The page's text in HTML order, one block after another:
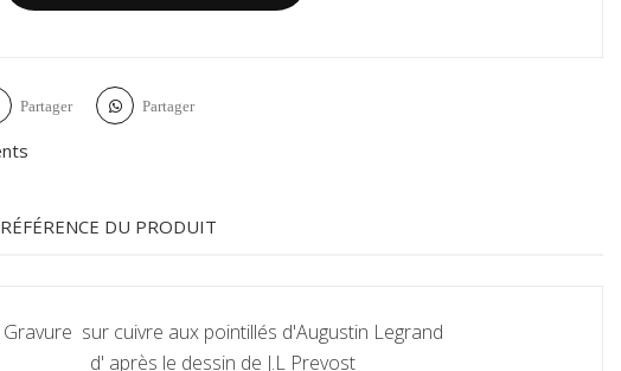
Partager Partager
RÉFÉRENCE DU PRODUIT
Gravure sur cuivre aux pointillés d'Augustin Legrand
d' après le dessin de J.L Prevost